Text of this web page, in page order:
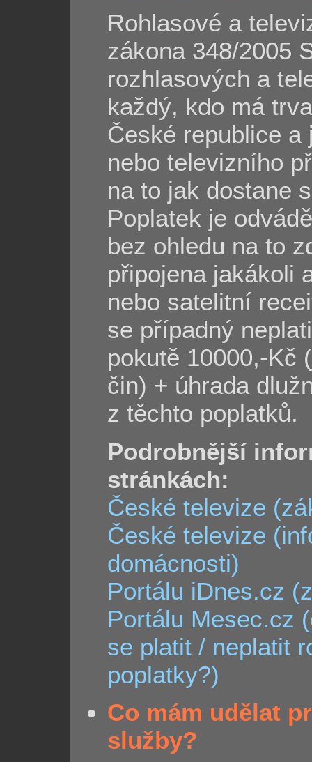
Rohlasové a
zákona 348/2005
rozhlasových a
každý, kdo má
České republice
nebo televizního
na to jak dostane
Poplatek je
bez ohledu na to
připojena jakákoli
nebo satelitní
se případný
pokutě 10000,-Kč
čin) + úhrada
z těchto poplatků.
Podrobnější
stránkách:
České televize
České televize
domácnosti)
Portálu iDnes.cz
Portálu Mesec.cz
se platit / neplatit
poplatky?)
Co mám udělat
služby?